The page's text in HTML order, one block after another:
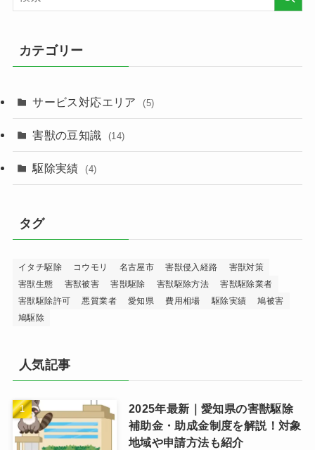
カテゴリー
サービス対応エリア (5)
害獣の豆知識 (14)
駆除実績 (4)
タグ
イタチ駆除 コウモリ 名古屋市 害獣侵入経路
害獣対策
害獣生態
害獣被害 害獣駆除 害獣駆除方法
害獣駆除業者
害獣駆除許可
悪質業者 愛知県 費用相場 駆除実績
鳩被害
鳩駆除
人気記事
2025年最新｜愛知県の害獣駆除
補助金・助成金制度を解説！対象
地域や申請方法も紹介